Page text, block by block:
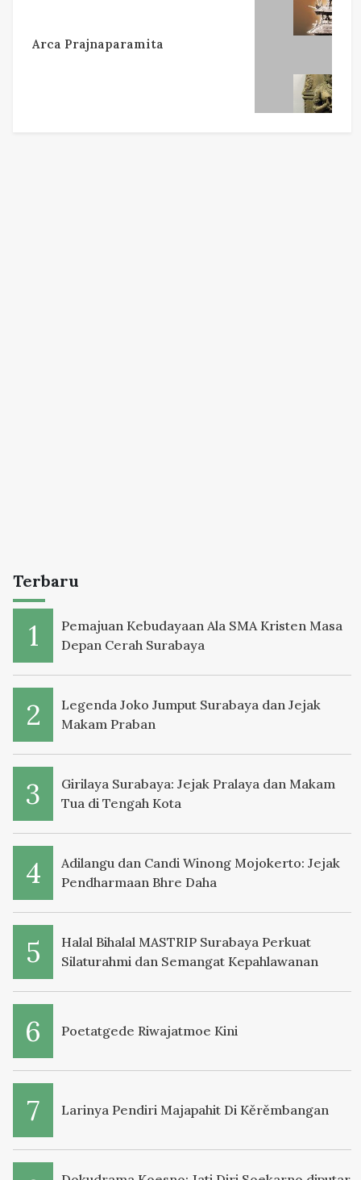
Arca Prajnaparamita
Terbaru
Pemajuan Kebudayaan Ala SMA Kristen Masa
Depan Cerah Surabaya
Legenda Joko Jumput Surabaya dan Jejak
Makam Praban
Girilaya Surabaya: Jejak Pralaya dan Makam
Tua di Tengah Kota
Adilangu dan Candi Winong Mojokerto: Jejak
Pendharmaan Bhre Daha
Halal Bihalal MASTRIP Surabaya Perkuat
Silaturahmi dan Semangat Kepahlawanan
Poetatgede Riwajatmoe Kini
Larinya Pendiri Majapahit Di Kěrěmbangan